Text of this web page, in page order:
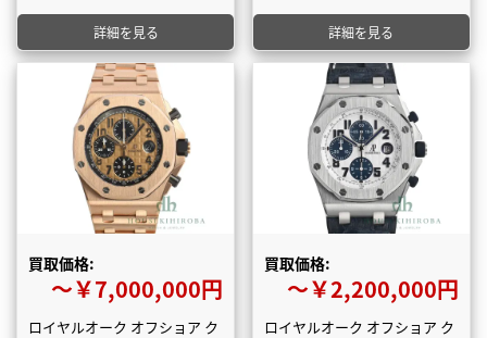
詳細を見る 詳細を見る
買取価格:
〜￥7,000,000円
ロイヤルオーク オフショア ク
買取価格:
〜￥2,200,000円
ロイヤルオーク オフショア ク